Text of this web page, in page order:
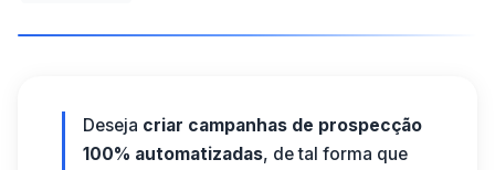
Deseja criar campanhas de prospecção
100% automatizadas, de tal forma que